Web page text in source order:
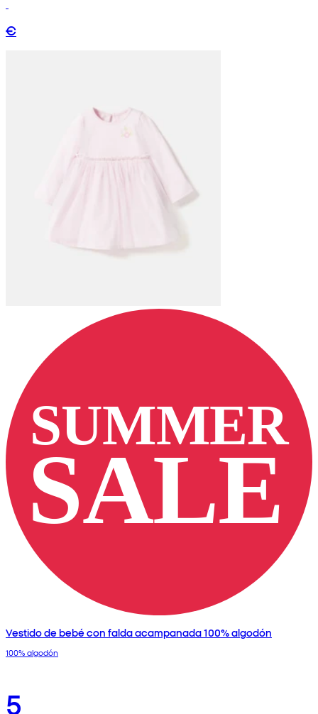
€
Vestido de bebé con falda acampanada 100% algodón
100% algodón
5